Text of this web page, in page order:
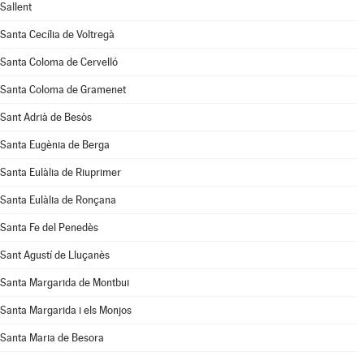
Sallent
Santa Cecília de Voltregà
Santa Coloma de Cervelló
Santa Coloma de Gramenet
Sant Adrià de Besòs
Santa Eugènia de Berga
Santa Eulàlia de Riuprimer
Santa Eulàlia de Ronçana
Santa Fe del Penedès
Sant Agustí de Lluçanès
Santa Margarida de Montbui
Santa Margarida i els Monjos
Santa Maria de Besora